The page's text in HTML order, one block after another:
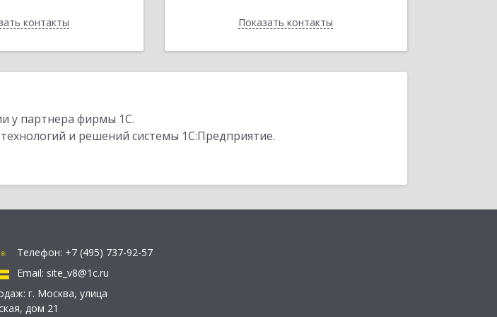
контакты
Назад
Показать контакты
Назад
у партнера фирмы 1С.
и решений системы 1С:Предприятие.
Телефон: +7 (495) 737-92-57
Email: site_v8@1c.ru
г. Москва, улица
дом 21